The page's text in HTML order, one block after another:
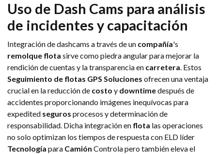
Uso de Dash Cams para análisis
de incidentes y capacitación
Integración de dashcams a través de un compañía's
remolque flota sirve como piedra angular para mejorar la
rendición de cuentas y la transparencia en carretera. Estos
Seguimiento de flotas GPS Soluciones ofrecen una ventaja
crucial en la reducción de costo y downtimedespués de
accidentes proporcionando imágenes inequívocas para
expedited seguros procesos y determinación de
responsabilidad. Dicha integración en flota las operaciones
no solo optimizan los tiempos de respuesta con ELD líder
Tecnología para Camión Controla pero también eleva el